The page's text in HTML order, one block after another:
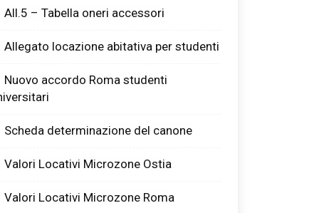
All.5 – Tabella oneri accessori
Allegato locazione abitativa per studenti
Nuovo accordo Roma studenti
Scheda determinazione del canone
Valori Locativi Microzone Ostia
Valori Locativi Microzone Roma